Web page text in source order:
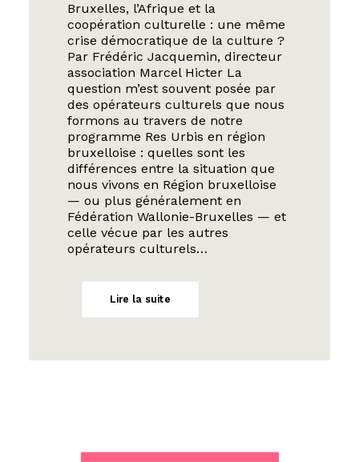
Bruxelles, l’Afrique et la
coopération culturelle : une même
crise démocratique de la culture ?
Par Frédéric Jacquemin, directeur
association Marcel Hicter La
question m’est souvent posée par
des opérateurs culturels que nous
formons au travers de notre
programme Res Urbis en région
bruxelloise : quelles sont les
différences entre la situation que
nous vivons en Région bruxelloise
— ou plus généralement en
Fédération Wallonie-Bruxelles — et
celle vécue par les autres
opérateurs culturels…
Lire la suite